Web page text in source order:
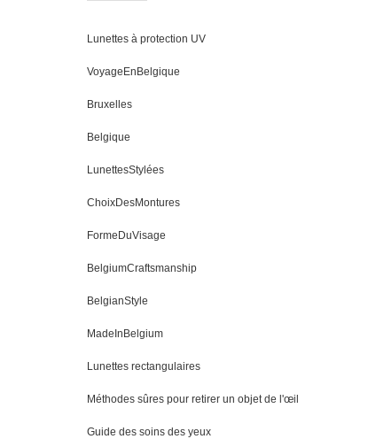
Lunettes à protection UV
VoyageEnBelgique
Bruxelles
Belgique
LunettesStylées
ChoixDesMontures
FormeDuVisage
BelgiumCraftsmanship
BelgianStyle
MadeInBelgium
Lunettes rectangulaires
Méthodes sûres pour retirer un objet de l'œil
Guide des soins des yeux